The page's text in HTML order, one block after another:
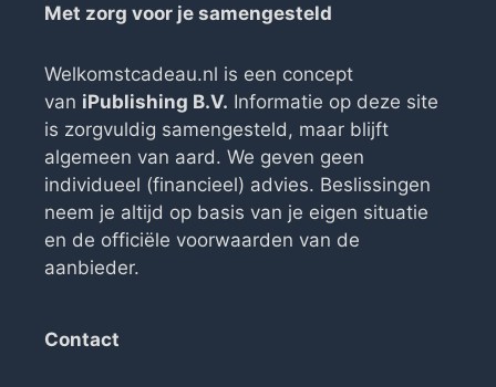
Met zorg voor je samengesteld
Welkomstcadeau.nl is een concept
van iPublishing B.V. Informatie op deze site
is zorgvuldig samengesteld, maar blijft
algemeen van aard. We geven geen
individueel (financieel) advies. Beslissingen
neem je altijd op basis van je eigen situatie
en de officiële voorwaarden van de
aanbieder.
Contact